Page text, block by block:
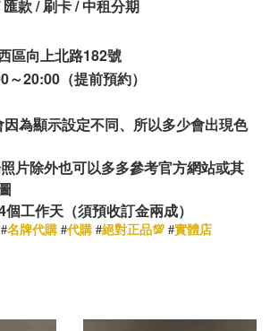
款 / 刷卡 / 中租分期
區向上北路182號
20:00（提前預約）
為顯示設定不同、所以多少會出現色
片除外也可以多多參考官方網站或其
個工作天（須預收訂金兩成）
#名牌代購 #代購 #絕對正品💯 #實體店